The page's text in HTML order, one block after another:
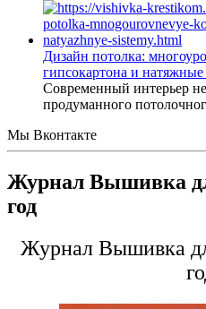
Дизайн потолка:
гипсокартона и
Современный интерьер
продуманного
Мы Вконтакте
Журнал Вышивка
год
Журнал Вышивка